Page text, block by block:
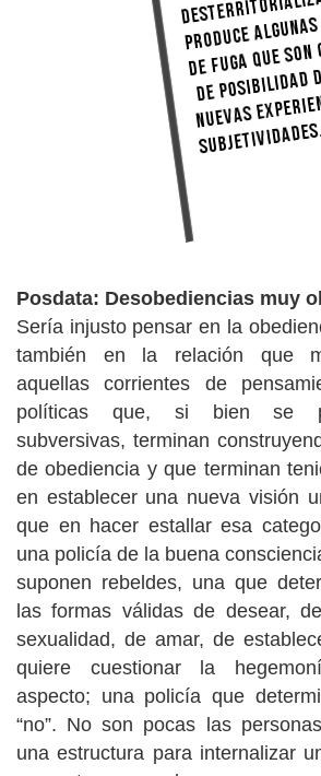
Posdata: Desobediencias muy
Sería injusto pensar en la
también en la relación que
aquellas corrientes de
políticas que, si bien se
subversivas, terminan
de obediencia y que terminan
en establecer una nueva visión
que en hacer estallar esa
una policía de la buena
suponen rebeldes, una que
las formas válidas de desear,
sexualidad, de amar, de
quiere cuestionar la
aspecto; una policía que
“no”. No son pocas las
una estructura para internalizar